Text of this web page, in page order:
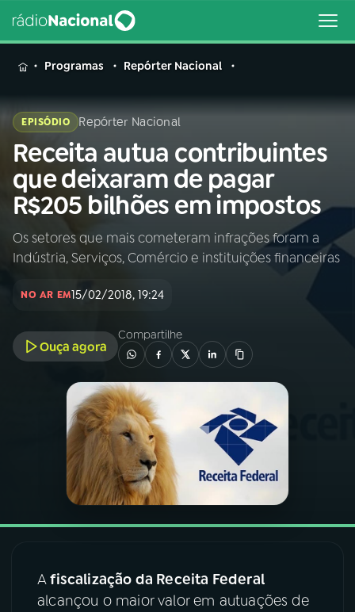
MENU
Buscar
na
Rádio
Nacional
Buscar
AO VIVO
INÍCIO
A RÁDIO
PROGRAMAÇÃO
PROGRAMAS
PODCASTS
07ÚLTIMAS
Programas Repórter Nacional
EPISÓDIO Repórter Nacional
Receita autua contribuintes
que deixaram de pagar
R$205 bilhões em impostos
Os setores que mais cometeram infrações foram a
Indústria, Serviços, Comércio e instituições financeiras
NO AR EM15/02/2018, 19:24
Ouça agora
Compartilhe
Afiscalização da Receita Federal
alcançou o maior valor em autuações de